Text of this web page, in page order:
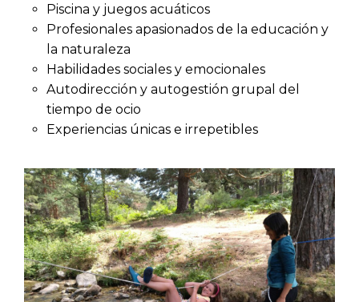
Piscina y juegos acuáticos
Profesionales apasionados de la educación y
la naturaleza
Habilidades sociales y emocionales
Autodirección y autogestión grupal del
tiempo de ocio
Experiencias únicas e irrepetibles